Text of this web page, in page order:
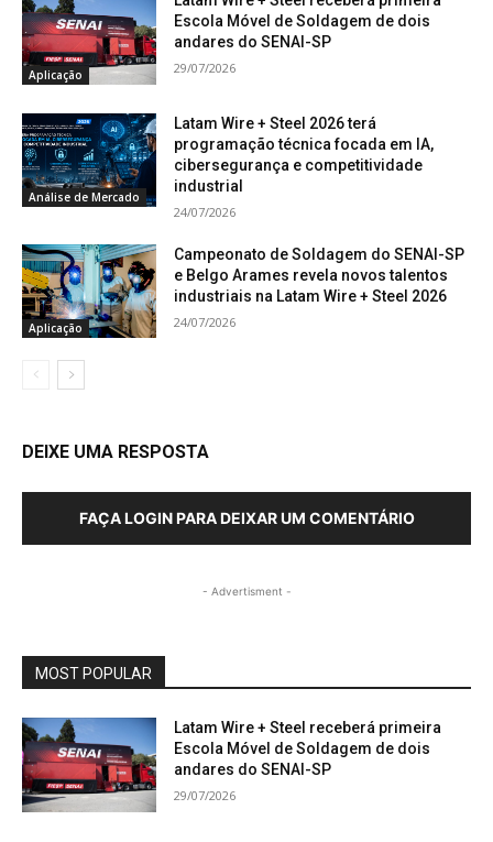
Aplicação
Escola Móvel de Soldagem de dois
andares do SENAI-SP
29/07/2026
Análise de Mercado
Latam Wire + Steel 2026 terá
programação técnica focada em IA,
cibersegurança e competitividade
industrial
24/07/2026
Aplicação
Campeonato de Soldagem do SENAI-SP
e Belgo Arames revela novos talentos
industriais na Latam Wire + Steel 2026
24/07/2026
DEIXE UMA RESPOSTA
FAÇA LOGIN PARA DEIXAR UM COMENTÁRIO
- Advertisment -
MOST POPULAR
Latam Wire + Steel receberá primeira
Escola Móvel de Soldagem de dois
andares do SENAI-SP
29/07/2026